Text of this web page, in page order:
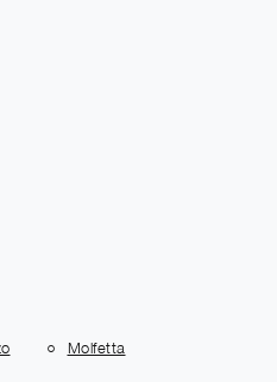
Molfetta